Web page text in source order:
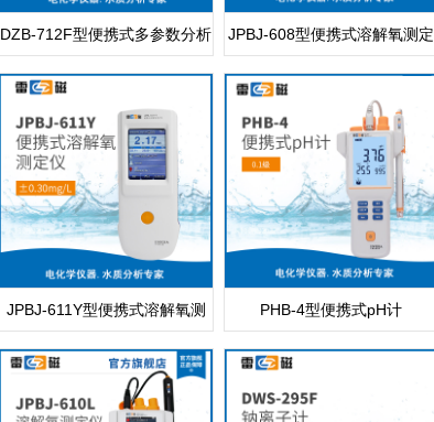
DZB-712F型便携式多参数分析
JPBJ-608型便携式溶解氧测定
JPBJ-611Y型便携式溶解氧测
PHB-4型便携式pH计